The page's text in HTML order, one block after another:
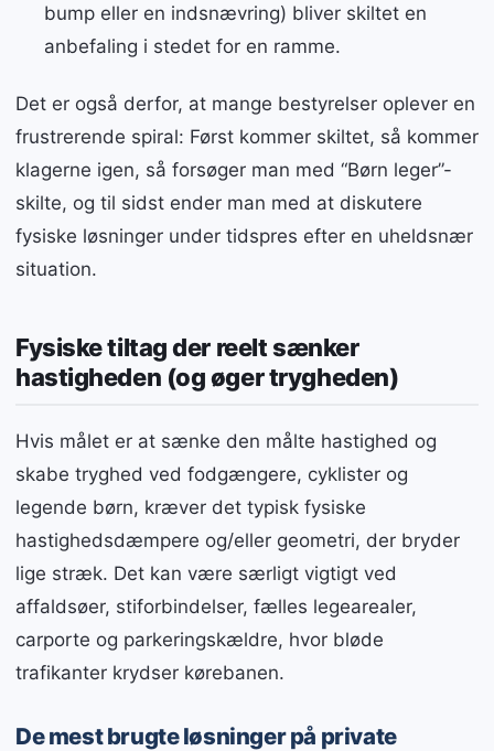
bump eller en indsnævring) bliver skiltet en
anbefaling i stedet for en ramme.
Det er også derfor, at mange bestyrelser oplever en
frustrerende spiral: Først kommer skiltet, så kommer
klagerne igen, så forsøger man med “Børn leger”-
skilte, og til sidst ender man med at diskutere
fysiske løsninger under tidspres efter en uheldsnær
situation.
Fysiske tiltag der reelt sænker
hastigheden (og øger trygheden)
Hvis målet er at sænke den målte hastighed og
skabe tryghed ved fodgængere, cyklister og
legende børn, kræver det typisk fysiske
hastighedsdæmpere og/eller geometri, der bryder
lige stræk. Det kan være særligt vigtigt ved
affaldsøer, stiforbindelser, fælles legearealer,
carporte og parkeringskældre, hvor bløde
trafikanter krydser kørebanen.
De mest brugte løsninger på private